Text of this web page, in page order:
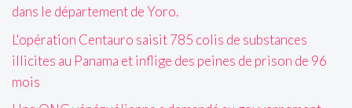
dans le département de Yoro.
L'opération Centauro saisit 785 colis de substances
illicites au Panama et inflige des peines de prison de 96
mois